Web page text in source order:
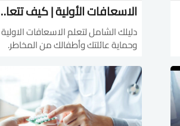
الاسعافات الأولية | كيف
دليلك الشامل لتعلم الاسعافات الاولية
وحماية عائلتك وأطفالك من المخاطر.
الشائعة وتجهيز صندوق الطوارئ مع
منصة معارف.